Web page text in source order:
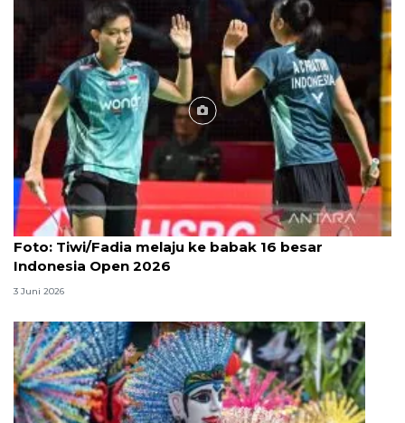
Foto
Foto: Tiwi/Fadia melaju ke babak 16 besar
Indonesia Open 2026
3 Juni 2026